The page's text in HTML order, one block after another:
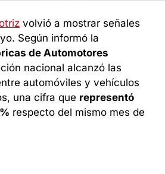
volvió a mostrar señales
Según informó la
de Automotores
nacional alcanzó las
automóviles y vehículos
una cifra que representó
respecto del mismo mes de